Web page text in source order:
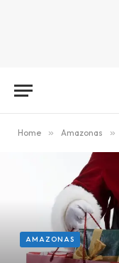
Home » Amazonas »
AMAZONAS